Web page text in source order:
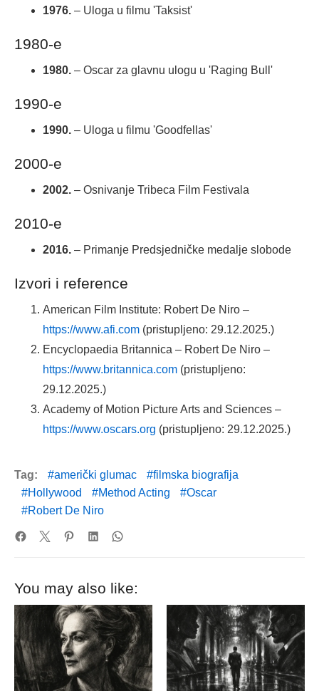
1976. – Uloga u filmu 'Taksist'
1980-e
1980. – Oscar za glavnu ulogu u 'Raging Bull'
1990-e
1990. – Uloga u filmu 'Goodfellas'
2000-e
2002. – Osnivanje Tribeca Film Festivala
2010-e
2016. – Primanje Predsjedničke medalje slobode
Izvori i reference
American Film Institute: Robert De Niro –
https://www.afi.com (pristupljeno: 29.12.2025.)
Encyclopaedia Britannica – Robert De Niro –
https://www.britannica.com (pristupljeno:
29.12.2025.)
Academy of Motion Picture Arts and Sciences –
https://www.oscars.org (pristupljeno: 29.12.2025.)
Tag: američki glumac
filmska biografija
Hollywood
Method Acting
Oscar
Robert De Niro
You may also like: